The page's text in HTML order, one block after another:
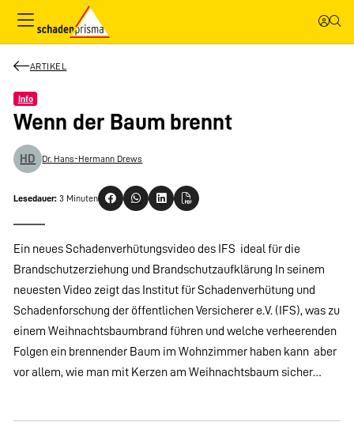
ARTIKEL
Info
Wenn der Baum brennt
HD Dr. Hans-Hermann Drews
Lesedauer: 3 Minuten
Ein neues Schadenverhütungsvideo des IFS  ideal für die
Brandschutzerziehung und Brandschutzaufklärung In seinem
neuesten Video zeigt das Institut für Schadenverhütung und
Schadenforschung der öffentlichen Versicherer e.V. (IFS), was zu
einem Weihnachtsbaumbrand führen und welche verheerenden
Folgen ein brennender Baum im Wohnzimmer haben kann  aber
vor allem, wie man mit Kerzen am Weihnachtsbaum sicher…